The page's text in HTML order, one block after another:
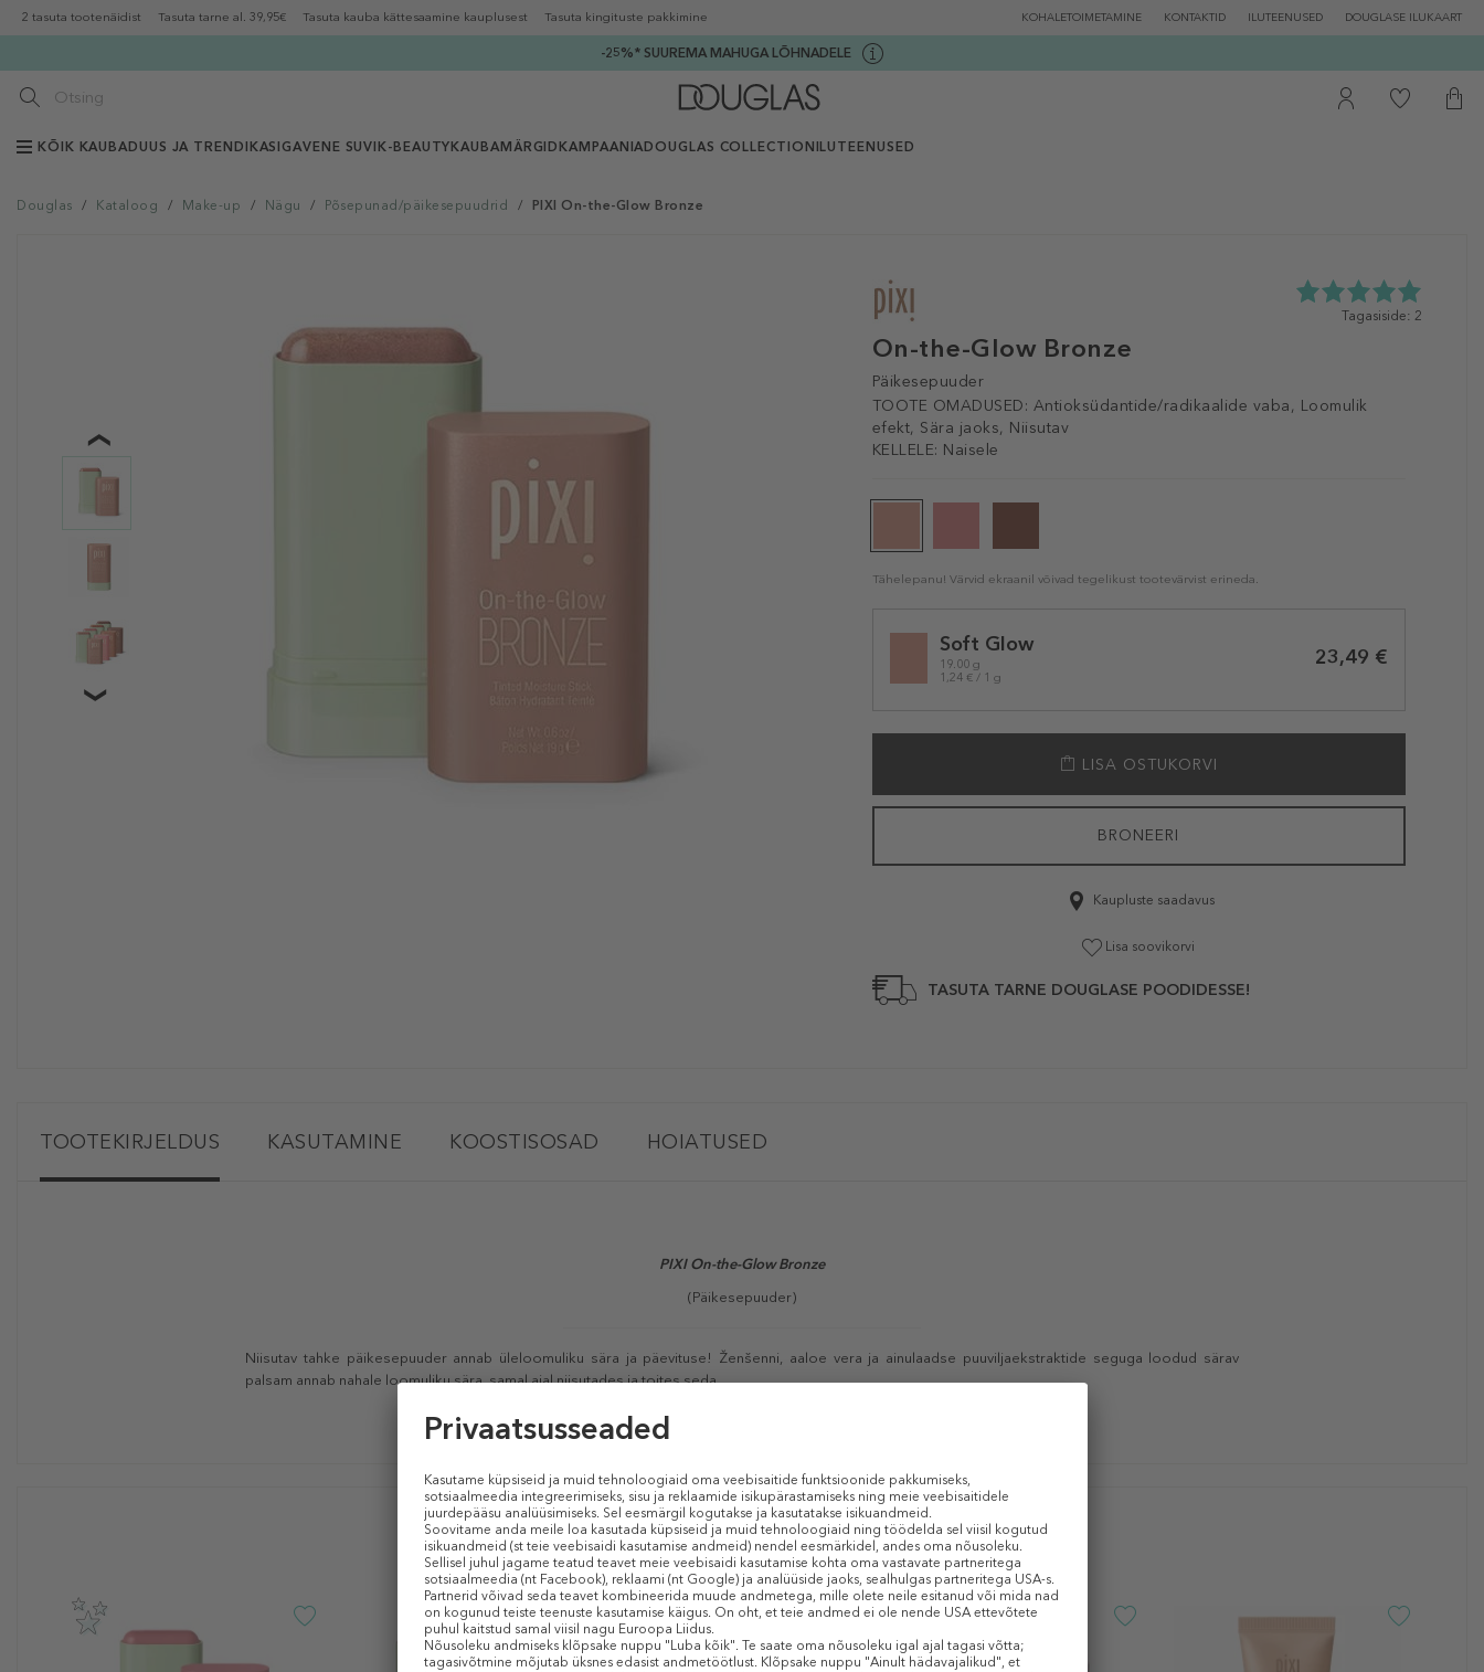
2 tasuta tootenäidist Tasuta tarne al. 39,95€ Tasuta kauba kättesaamine kauplusest Tasuta kingituste pakkimine KOHALETOIMETAMINE KONTAKTID ILUTEENUSED DOUGLASE ILUKAART
-25%* SUUREMA MAHUGA LÕHNADELE
KÕIK KAUBADUUS JA TRENDIKAS IGAVENE SUVI K-BEAUTY KAUBAMÄRGID KAMPAANIADOUGLAS COLLECTION ILUTEENUSED
Douglas / Kataloog / Make-up / Nägu / Põsepunad/päikesepuudrid / PIXI On-the-Glow Bronze
On-the-Glow Bronze
Päikesepuuder
TOOTE OMADUSED: Antioksüdantide/radikaalide vaba, Loomulik
efekt, Sära jaoks, Niisutav
KELLELE: Naisele
5.0
Tagasiside: 2
Tähelepanu! Värvid ekraanil võivad tegelikust tootevärvist erineda.
variationSoft Glow
19.00 g
1,24 € / 1 g
23,49 €
LISA OSTUKORVI
BRONEERI
Kaupluste saadavus
Lisa soovikorvi
TASUTA TARNE DOUGLASE POODIDESSE!
TOOTEKIRJELDUS KASUTAMINE KOOSTISOSAD HOIATUSED
PIXI On-the-Glow Bronze
(Päikesepuuder)
Niisutav tahke päikesepuuder annab üleloomuliku sära ja päevituse! Ženšenni, aaloe vera ja ainulaadse puuviljaekstraktide seguga loodud särav
palsam annab nahale loomuliku sära, samal ajal niisutades ja toites seda.
Sarnased tooted